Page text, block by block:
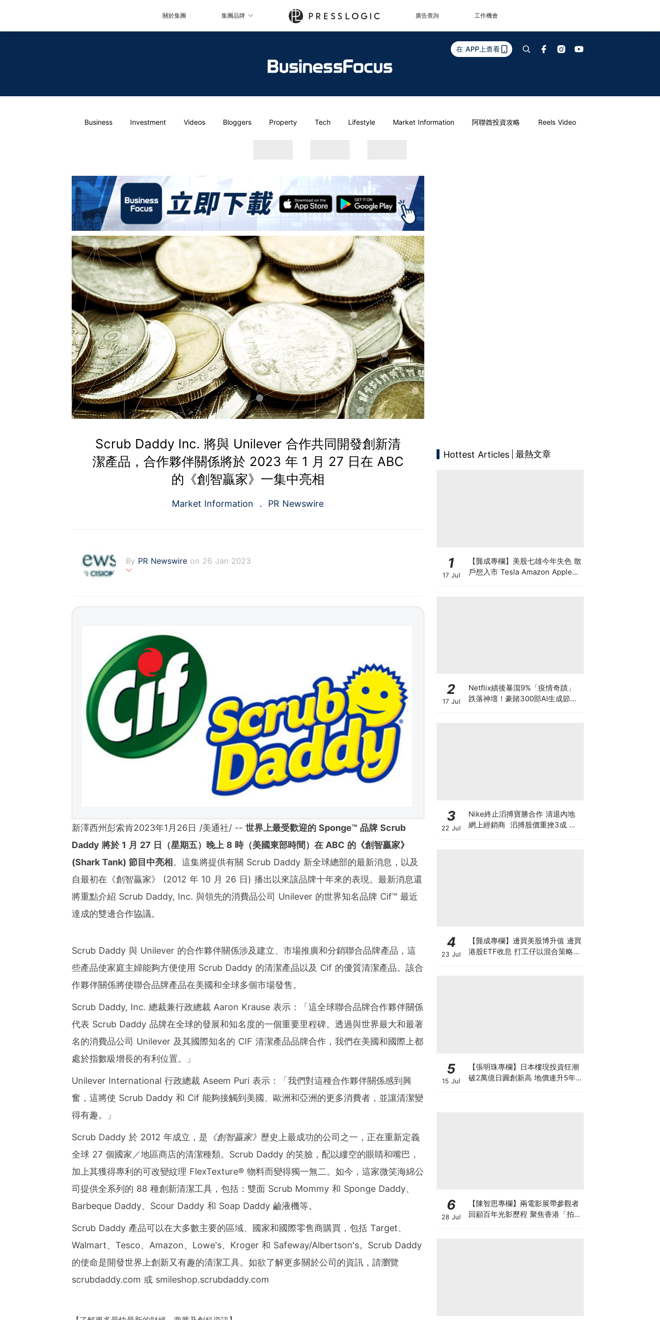
關於集團 集團品牌 廣告查詢 工作機會
在 APP上查看
Business Investment Videos Bloggers Property Tech Lifestyle Market Information 阿聯酋投資攻略 Reels Video
Scrub Daddy Inc. 將與 Unilever 合作共同開發創新清
潔產品，合作夥伴關係將於 2023 年 1 月 27 日在 ABC
的《創智贏家》一集中亮相
Market Information PR Newswire
By PR Newswire on 26 Jan 2023
tions to produce, distribute, target and measure text and multimedia conten
t across traditional, digital, mobile and social channels. Combining the worl
d's largest multi-channel content distribution and optimization network with
comprehensive workflow tools and platforms, PR Newswire powers the stor
ies of organizations around the world. PR Newswire serves tens of thousan
ds of clients from offices in the Americas, Europe, Middle East, Africa and
Asia-Pacific regions.
新澤西州彭索肯2023年1月26日 /美通社/ -- 世界上最受歡迎的Sponge™ 品牌Scrub
Daddy 將於1 月 27 日（星期五）晚上8 時（美國東部時間）在ABC 的《創智贏家》
(Shark Tank) 節目中亮相。這集將提供有關 Scrub Daddy 新全球總部的最新消息，以及
自最初在《創智贏家》 (2012 年 10 月 26 日) 播出以來該品牌十年來的表現。最新消息還
將重點介紹 Scrub Daddy, Inc. 與領先的消費品公司 Unilever 的世界知名品牌 Cif™ 最近
達成的雙邊合作協議。
Scrub Daddy 與 Unilever 的合作夥伴關係涉及建立、市場推廣和分銷聯合品牌產品，這
些產品使家庭主婦能夠方便使用 Scrub Daddy 的清潔產品以及 Cif 的優質清潔產品。該合
作夥伴關係將使聯合品牌產品在美國和全球多個市場發售。
Scrub Daddy, Inc. 總裁兼行政總裁 Aaron Krause表示：「這全球聯合品牌合作夥伴關係
代表 Scrub Daddy 品牌在全球的發展和知名度的一個重要里程碑。透過與世界最大和最著
名的消費品公司 Unilever 及其國際知名的 CIF 清潔產品品牌合作，我們在美國和國際上都
處於指數級增長的有利位置。」
Unilever International 行政總裁 Aseem Puri 表示：「我們對這種合作夥伴關係感到興
奮，這將使 Scrub Daddy 和 Cif 能夠接觸到美國、歐洲和亞洲的更多消費者，並讓清潔變
得有趣。」
Scrub Daddy 於 2012 年成立，是 《創智贏家》 歷史上最成功的公司之一，正在重新定義
全球 27 個國家／地區商店的清潔種類。Scrub Daddy 的笑臉，配以縷空的眼睛和嘴巴，
加上其獲得專利的可改變紋理 FlexTexture® 物料而變得獨一無二。如今，這家微笑海綿公
司提供全系列的 88 種創新清潔工具，包括：雙面 Scrub Mommy 和 Sponge Daddy、
Barbeque Daddy、Scour Daddy 和 Soap Daddy 鹼液機等。
Scrub Daddy 產品可以在大多數主要的區域、國家和國際零售商購買，包括 Target、
Walmart、Tesco、Amazon、Lowe's、Kroger 和 Safeway/Albertson's。Scrub Daddy
的使命是開發世界上創新又有趣的清潔工具。如欲了解更多關於公司的資訊，請瀏覽
scrubdaddy.com 或 smileshop.scrubdaddy.com
Hottest Articles 最熱文章
1
17 Jul
【龔成專欄】美股七雄今年失色 散
戶想入市 Tesla Amazon Apple誰
2
17 Jul
Netflix績後暴瀉9%「疫情奇蹟」
跌落神壇！豪賭300部AI生成節目
3
22 Jul
Nike終止滔搏寶勝合作 清退內地
網上經銷商 滔搏股價重挫3成 寶
4
23 Jul
【龔成專欄】邊買美股博升值 邊買
港股ETF收息 打工仔以混合策略投
5
15 Jul
【張明珠專欄】日本樓現投資狂潮
破2萬億日圓創新高 地價連升5年
6
28 Jul
【陳智思專欄】兩電影展帶參觀者
回顧百年光影歷程 聚焦香港「拍住